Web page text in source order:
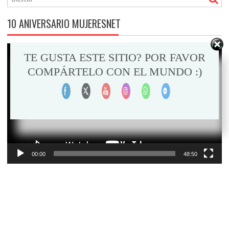
10 ANIVERSARIO MUJERESNET
00:00 48:50
TE GUSTA ESTE SITIO? POR FAVOR
COMPÁRTELO CON EL MUNDO :)